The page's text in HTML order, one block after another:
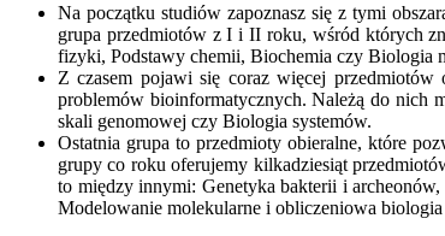
Na początku studiów zapoznasz się z tymi
grupa przedmiotów z I i II roku, wśród których
fizyki, Podstawy chemii, Biochemia czy Biologia
Z czasem pojawi się coraz więcej
problemów bioinformatycznych. Należą do nich
skali genomowej czy Biologia systemów.
Ostatnia grupa to przedmioty obieralne, które
grupy co roku oferujemy kilkadziesiąt
to między innymi: Genetyka bakterii i
Modelowanie molekularne i obliczeniowa biologia